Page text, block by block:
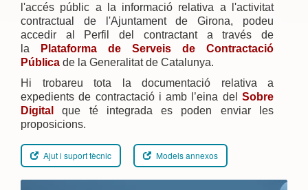
l'accés públic a la informació relativa a l'activitat
contractual de l'Ajuntament de Girona, podeu
accedir al Perfil del contractant a través de
la
Plataforma de Serveis de Contractació
Pública de la Generalitat de Catalunya.
Hi trobareu tota la documentació relativa a
expedients de contractació i amb l’eina del Sobre
Digital
que té integrada es poden enviar les
proposicions.
Ajut i suport tècnic Models annexos